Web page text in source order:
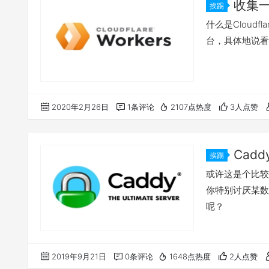
挨踢 收集
什么是
台，具体地说
2020年2月26日 1条评论 2107点热度 3人点赞
挨踢
或许这是个比
你特别讨厌某
呢？
2019年9月21日 0条评论 1648点热度 2人点赞